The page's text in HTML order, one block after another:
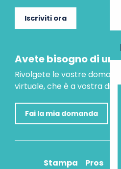
Iscriviti ora
Avete bisogno di un
Rivolgete le vostre
virtuale, che è a vostra
Fai la mia domanda
Stampa Pros